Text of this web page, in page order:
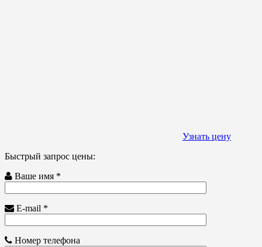
Узнать цену
Быстрый запрос цены:
Ваше имя *
E-mail *
Номер телефона